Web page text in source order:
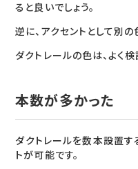
ると良いでしょう。
逆に、アクセントとして別
ダクトレールの色は、よく
本数が多かった
ダクトレールを数本設置す
トが可能です。